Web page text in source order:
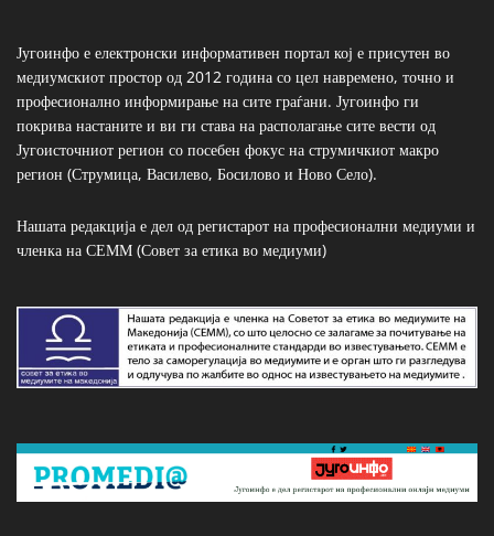
Југоинфо е електронски информативен портал кој е присутен во
медиумскиот простор од 2012 година со цел навремено, точно и
професионално информирање на сите граѓани. Југоинфо ги
покрива настаните и ви ги става на располагање сите вести од
Југоисточниот регион со посебен фокус на струмичкиот макро
регион (Струмица, Василево, Босилово и Ново Село).
Нашата редакција е дел од регистарот на професионални медиуми и
членка на СЕММ (Совет за етика во медиуми)